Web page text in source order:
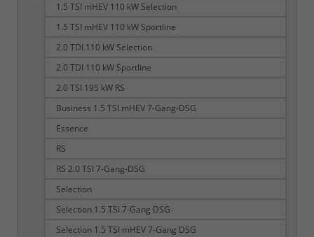
1.5 TSI mHEV 110 kW Selection
1.5 TSI mHEV 110 kW Sportline
2.0 TDI 110 kW Selection
2.0 TDI 110 kW Sportline
2.0 TSI 195 kW RS
Business 1.5 TSI mHEV 7-Gang-DSG
Essence
RS
RS 2.0 TSI 7-Gang-DSG
Selection
Selection 1.5 TSI 7-Gang DSG
Selection 1.5 TSI mHEV 7-Gang DSG